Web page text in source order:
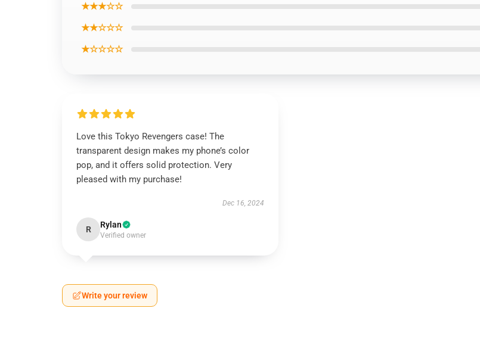
★★★☆☆
★★☆☆☆
★☆☆☆☆
Love this Tokyo Revengers case! The
transparent design makes my phone’s color
pop, and it offers solid protection. Very
pleased with my purchase!
Dec 16, 2024
R Rylan
Verified owner
Write your review